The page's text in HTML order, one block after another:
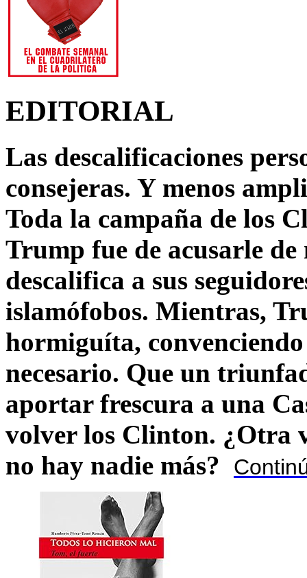
EDITORIAL
Las descalificaciones
consejeras. Y menos
Toda la campaña de los
Trump fue de acusarle
descalifica a sus
islamófobos. Mientras,
hormiguíta,
necesario. Que un
aportar frescura a una
volver los Clinton. ¿Otra
no hay nadie más?